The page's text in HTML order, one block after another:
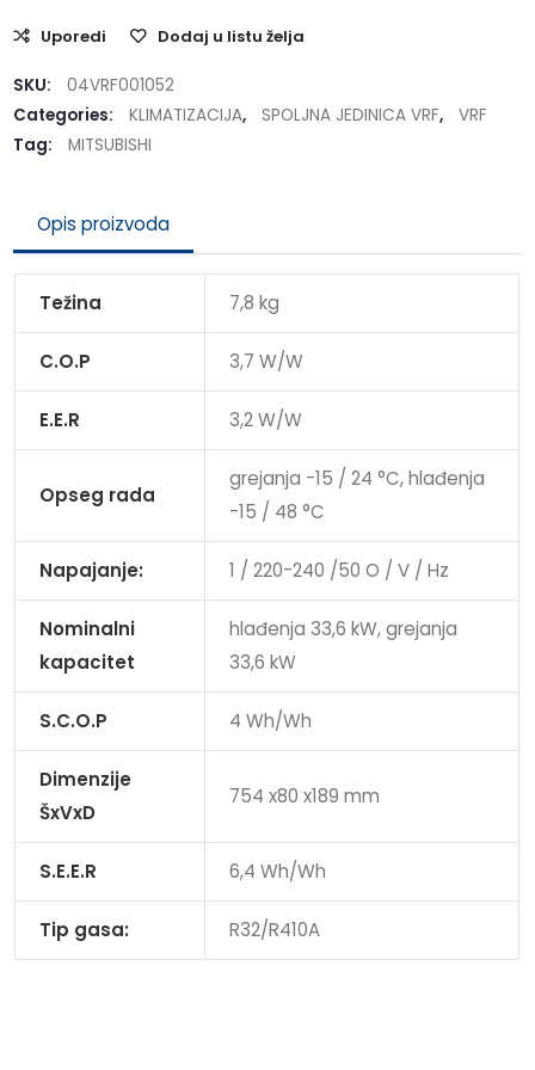
Uporedi Dodaj u listu želja
SKU:
04VRF001052
Categories:
KLIMATIZACIJA, SPOLJNA JEDINICA VRF,
VRF
Tag:
MITSUBISHI
Opis proizvoda
Težina 7,8 kg
C.O.P 3,7 W/W
E.E.R 3,2 W/W
Opseg rada
grejanja -15 / 24 °C, hlađenja
-15 / 48 °C
Napajanje: 1 / 220-240 /50 O / V / Hz
Nominalni
kapacitet
hlađenja 33,6 kW, grejanja
33,6 kW
S.C.O.P 4 Wh/Wh
Dimenzije
ŠxVxD
754 x80 x189 mm
S.E.E.R 6,4 Wh/Wh
Tip gasa: R32/R410A